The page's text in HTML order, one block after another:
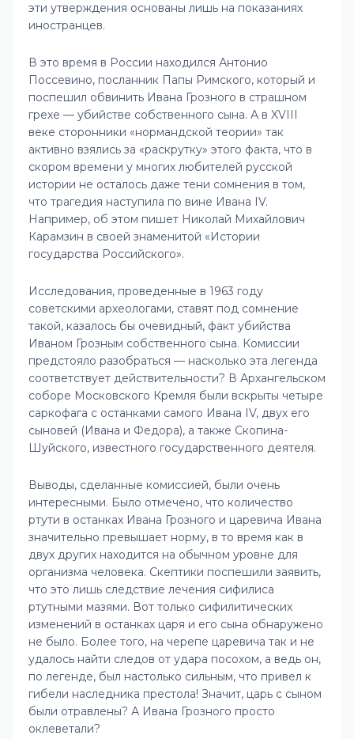
эти утверждения основаны лишь на показаниях
иностранцев.
В это время в России находился Антонио
Поссевино, посланник Папы Римского, который и
поспешил обвинить Ивана Грозного в страшном
грехе — убийстве собственного сына. А в XVIII
веке сторонники «нормандской теории» так
активно взялись за «раскрутку» этого факта, что в
скором времени у многих любителей русской
истории не осталось даже тени сомнения в том,
что трагедия наступила по вине Ивана IV.
Например, об этом пишет Николай Михайлович
Карамзин в своей знаменитой «Истории
государства Российского».
Исследования, проведенные в 1963 году
советскими археологами, ставят под сомнение
такой, казалось бы очевидный, факт убийства
Иваном Грозным собственного сына. Комиссии
предстояло разобраться — насколько эта легенда
соответствует действительности? В Архангельском
соборе Московского Кремля были вскрыты четыре
саркофага с останками самого Ивана IV, двух его
сыновей (Ивана и Федора), а также Скопина-
Шуйского, известного государственного деятеля.
Выводы, сделанные комиссией, были очень
интересными. Было отмечено, что количество
ртути в останках Ивана Грозного и царевича Ивана
значительно превышает норму, в то время как в
двух других находится на обычном уровне для
организма человека. Скептики поспешили заявить,
что это лишь следствие лечения сифилиса
ртутными мазями. Вот только сифилитических
изменений в останках царя и его сына обнаружено
не было. Более того, на черепе царевича так и не
удалось найти следов от удара посохом, а ведь он,
по легенде, был настолько сильным, что привел к
гибели наследника престола! Значит, царь с сыном
были отравлены? А Ивана Грозного просто
оклеветали?